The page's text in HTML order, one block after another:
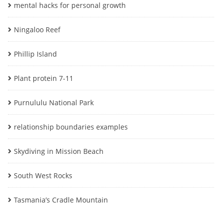
mental hacks for personal growth
Ningaloo Reef
Phillip Island
Plant protein 7-11
Purnululu National Park
relationship boundaries examples
Skydiving in Mission Beach
South West Rocks
Tasmania’s Cradle Mountain